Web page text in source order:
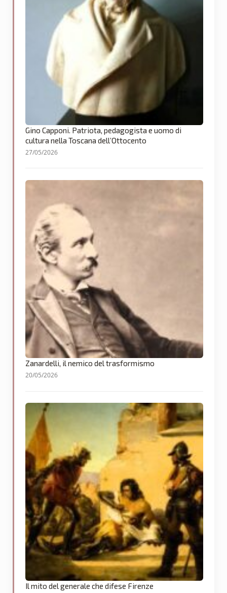
Gino Capponi. Patriota, pedagogista e uomo di
cultura nella Toscana dell’Ottocento
27/05/2026
Zanardelli, il nemico del trasformismo
20/05/2026
Il mito del generale che difese Firenze